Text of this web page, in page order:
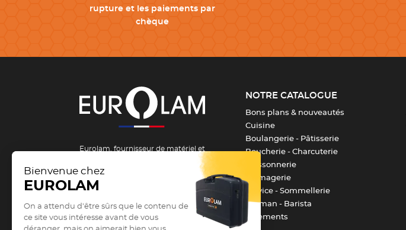
rupture et les paiements par
chèque
Eurolam, fournisseur de matériel et
d’équipement pour la formation et les
métiers de bouche depuis 1984 !
Vous êtes un passionné, un apprenti ou
un professionnel des métiers de
bouche et vous recherchez du
NOTRE CATALOGUE
Bons plans & nouveautés
Cuisine
Boulangerie - Pâtisserie
Boucherie - Charcuterie
Poissonnerie
Fromagerie
Service - Sommellerie
Barman - Barista
Vêtements